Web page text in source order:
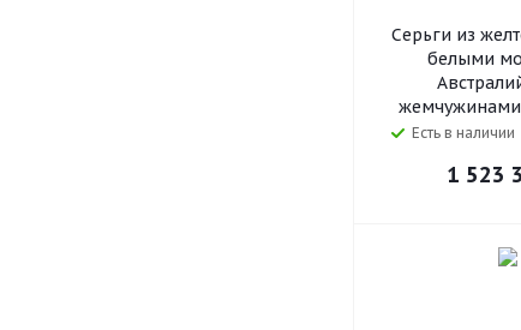
Серьги из
белыми
Есть в наличии
1 523